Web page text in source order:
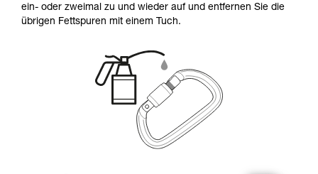
ein- oder zweimal zu und wieder auf und entfernen Sie die
übrigen Fettspuren mit einem Tuch.